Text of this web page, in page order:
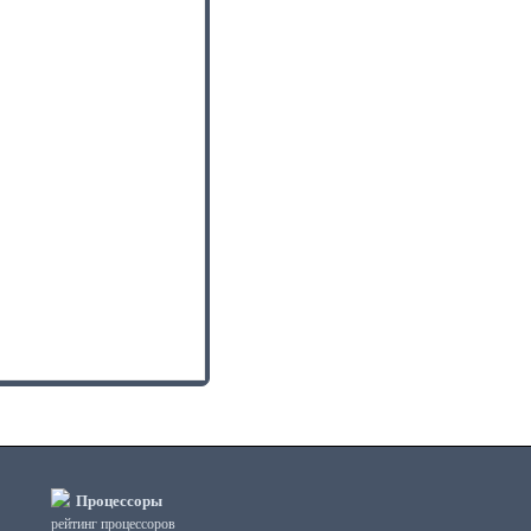
Процессоры
рейтинг процессоров